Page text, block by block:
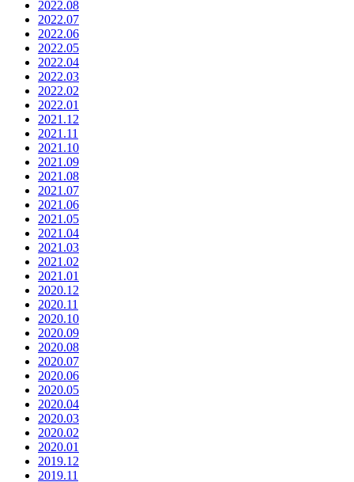
2022.08
2022.07
2022.06
2022.05
2022.04
2022.03
2022.02
2022.01
2021.12
2021.11
2021.10
2021.09
2021.08
2021.07
2021.06
2021.05
2021.04
2021.03
2021.02
2021.01
2020.12
2020.11
2020.10
2020.09
2020.08
2020.07
2020.06
2020.05
2020.04
2020.03
2020.02
2020.01
2019.12
2019.11